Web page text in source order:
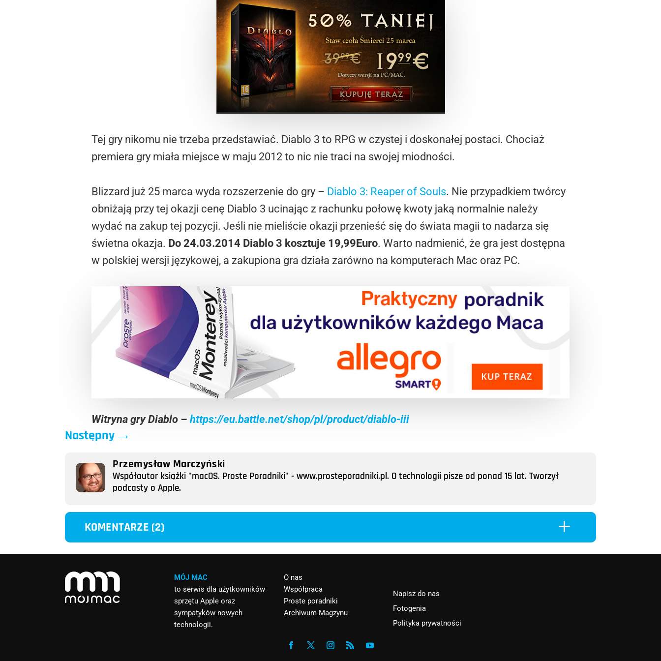
Tej gry nikomu nie trzeba przedstawiać. Diablo 3 to RPG w czystej i doskonałej postaci. Chociaż
premiera gry miała miejsce w maju 2012 to nic nie traci na swojej miodności.
Blizzard już 25 marca wyda rozszerzenie do gry – Diablo 3: Reaper of Souls. Nie przypadkiem twórcy
obniżają przy tej okazji cenę Diablo 3 ucinając z rachunku połowę kwoty jaką normalnie należy
wydać na zakup tej pozycji. Jeśli nie mieliście okazji przenieść się do świata magii to nadarza się
świetna okazja. Do 24.03.2014 Diablo 3 kosztuje 19,99Euro. Warto nadmienić, że gra jest dostępna
w polskiej wersji językowej, a zakupiona gra działa zarówno na komputerach Mac oraz PC.
Witryna gry Diablo – https://eu.battle.net/shop/pl/product/diablo-iii
Następny →
Przemysław Marczyński
Współautor książki "macOS. Proste Poradniki" - www.prosteporadniki.pl. O technologii pisze od ponad 15 lat. Tworzył
podcasty o Apple.
KOMENTARZE (2) L
MÓJ MAC
to serwis dla użytkowników
sprzętu Apple oraz
sympatyków nowych
technologii.
O nas
Współpraca
Proste poradniki
Archiwum Magzynu
Napisz do nas
Fotogenia
Polityka prywatności